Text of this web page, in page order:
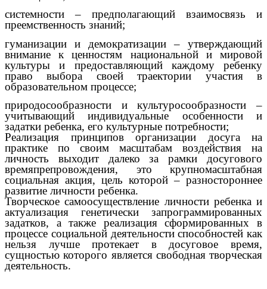
системности – предполагающий взаимосвязь и
преемственность знаний;
гуманизации и демократизации – утверждающий
внимание к ценностям национальной и мировой
культуры и предоставляющий каждому ребенку
право выбора своей траектории участия в
образовательном процессе;
природосообразности и культуросообразности –
учитывающий индивидуальные особенности и
задатки ребенка, его культурные потребности;
Реализация принципов организации досуга на
практике по своим масштабам воздействия на
личность выходит далеко за рамки досугового
времяпрепровождения, это крупномасштабная
социальная акция, цель которой – разностороннее
развитие личности ребенка.
Творческое самоосуществление личности ребенка и
актуализация генетически запрограммированных
задатков, а также реализация сформированных в
процессе социальной деятельности способностей как
нельзя лучше протекает в досуговое время,
сущностью которого является свободная творческая
деятельность.